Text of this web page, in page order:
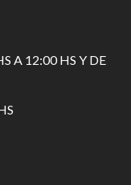
A 12:00 HS Y DE